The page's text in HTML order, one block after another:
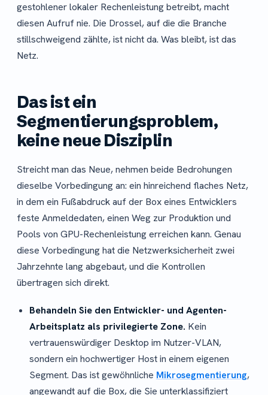
gestohlener lokaler Rechenleistung betreibt, macht
diesen Aufruf nie. Die Drossel, auf die die Branche
stillschweigend zählte, ist nicht da. Was bleibt, ist das
Netz.
Das ist ein
Segmentierungsproblem,
keine neue Disziplin
Streicht man das Neue, nehmen beide Bedrohungen
dieselbe Vorbedingung an: ein hinreichend flaches Netz,
in dem ein Fußabdruck auf der Box eines Entwicklers
feste Anmeldedaten, einen Weg zur Produktion und
Pools von GPU-Rechenleistung erreichen kann. Genau
diese Vorbedingung hat die Netzwerksicherheit zwei
Jahrzehnte lang abgebaut, und die Kontrollen
übertragen sich direkt.
Behandeln Sie den Entwickler- und Agenten-
Arbeitsplatz als privilegierte Zone. Kein
vertrauenswürdiger Desktop im Nutzer-VLAN,
sondern ein hochwertiger Host in einem eigenen
Segment. Das ist gewöhnliche Mikrosegmentierung,
angewandt auf die Box, die Sie unterklassifiziert